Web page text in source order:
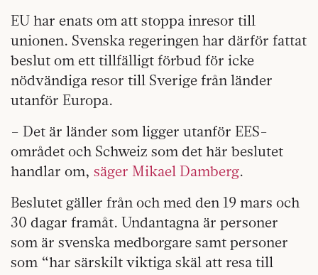
EU har enats om att stoppa inresor till
unionen. Svenska regeringen har därför fattat
beslut om ett tillfälligt förbud för icke
nödvändiga resor till Sverige från länder
utanför Europa.
– Det är länder som ligger utanför EES-
området och Schweiz som det här beslutet
handlar om, säger Mikael Damberg.
Beslutet gäller från och med den 19 mars och
30 dagar framåt. Undantagna är personer
som är svenska medborgare samt personer
som “har särskilt viktiga skäl att resa till